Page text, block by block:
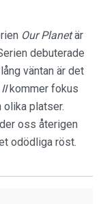
Our Planetär
debuterade
väntan är det
IIkommer fokus
olika platser.
oss återigen
odödliga röst.